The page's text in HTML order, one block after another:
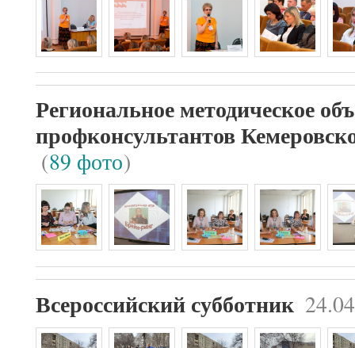
Региональное методическое
профконсультантов
(89 фото)
Всероссийский субботник